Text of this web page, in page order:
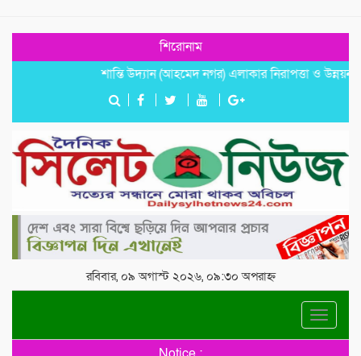
শিরোনাম
শান্তি উদ্যান (আহমেদ নগর) এলাকার নিরাপত্তা ও উন্নয়নমূলক
রবিবার, ০৯ অগাস্ট ২০২৬, ০৯:৩০ অপরাহ্ন
Toggle